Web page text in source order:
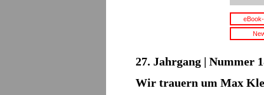
27. Jahrgang | Nummer
Wir trauern um Max